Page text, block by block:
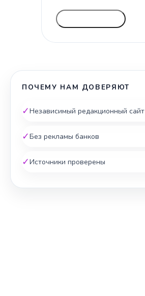
ПОЧЕМУ НАМ ДОВЕРЯЮТ
✓Независимый редакционный сайт
✓Без рекламы банков
✓Источники проверены